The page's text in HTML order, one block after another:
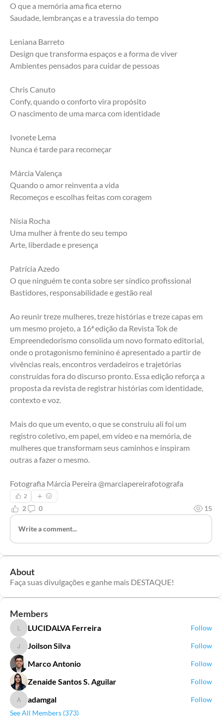
O que a memória ama fica eterno
Saudade, lembranças e a travessia do tempo
Leniana Barreto
Design que transforma espaços e a forma de viver
Ambientes pensados para cuidar de pessoas
Chris Canuto
Confy, quando o conforto vira propósito
O nascimento de uma marca com identidade
Ivonete Lema
Nunca é tarde para recomeçar
Márcia Valença
Quando o amor reinventa a vida
Recomeços e escolhas feitas com coragem
Nísia Rocha
Uma mulher à frente do seu tempo
Arte, liberdade e presença
Patrícia Azedo
O que ninguém te conta sobre ser síndico profissional
Bastidores, responsabilidade e gestão real
Ao reunir treze mulheres, treze histórias e treze capas em
um mesmo projeto, a 16ª edição da Revista Tok de
Empreendedorismo consolida um novo formato editorial,
onde o protagonismo feminino é apresentado a partir de
vivências reais, encontros verdadeiros e trajetórias
construídas fora do discurso pronto. Essa edição reforça a
proposta da revista de registrar histórias com identidade,
contexto e voz.
Mais do que um evento, o que se construiu ali foi um
registro coletivo, em papel, em vídeo e na memória, de
mulheres que transformam seus caminhos e inspiram
outras a fazer o mesmo.
Fotografia Márcia Pereira @marciapereirafotografa
2
2 0 15
Write a comment...
About
Faça suas divulgações e ganhe mais DESTAQUE!
Members
LUCIDALVA Ferreira
LUCIDALVA Ferreira Follow
Joilson Silva
Joilson Silva Follow
Marco Antonio Follow
Zenaide Santos S. Aguilar Follow
adamgal
adamgal
Follow
See All Members (373)